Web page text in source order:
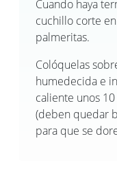
Cuando haya
cuchillo corte
palmeritas.
Colóquelas
humedecida e
caliente unos
(deben quedar
para que se